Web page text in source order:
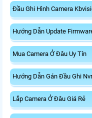
Đầu Ghi Hình Camera
Hướng Dẫn Update
Mua Camera Ở Đâu Uy Tín
Hướng Dẫn Gán Đầu Ghi
Lắp Camera Ở Đâu Giá Rẻ